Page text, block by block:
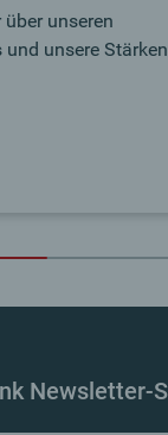
unseren
unsere
Newsletter-